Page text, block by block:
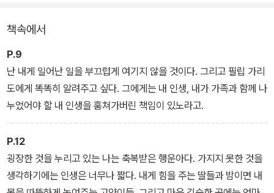
이 충격적인 사건의 피해자인 제이시 두가드가 자신의 이야기를 책으
로 출간했다. 그녀가 숨기고 싶은 이야기를 용기 내어 밝히게 된 데는
두 가지 이유가 있다고 책에서 밝히고 있는데, 한 가지 이유는 납치범
필립 가리도가 그 오랜 세월 자신의 집 뒤뜰에서 무슨 짓을 했는지 모
두가 똑바로 알아야 한다고 생각했기 때문이고, 두 번째 이유에 대해
서는 이렇게 말했다.
"나와 비슷한 사정은 아니더라도 나름대로의 어려운 상황에 처한 사
람들에게 도움이 되었으면 하는 바람 때문이다. (…) 나는 절망적인
책속에서
P.9
난 내게 일어난 일을 부끄럽게 여기지 않을 것이다. 그리고 필립 가리
도에게 똑똑히 알려주고 싶다. 그에게는 내 인생, 내가 가족과 함께 나
누었어야 할 내 인생을 훔쳐가버린 책임이 있노라고.
P.12
굉장한 것을 누리고 있는 나는 축복받은 행운아다. 가지지 못한 것을
생각하기에는 인생은 너무나 짧다. 내게 힘을 주는 딸들과 밤이면 내